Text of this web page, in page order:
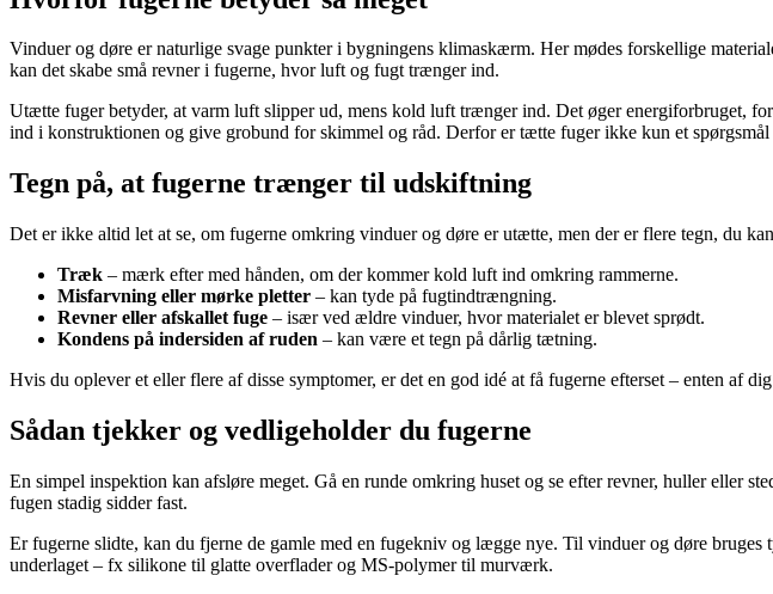
Vinduer og døre er naturlige svage punkter i bygningens klimaskærm. Her mødes forskellige
kan det skabe små revner i fugerne, hvor luft og fugt trænger ind.
Utætte fuger betyder, at varm luft slipper ud, mens kold luft trænger ind. Det øger energiforbruget,
ind i konstruktionen og give grobund for skimmel og råd. Derfor er tætte fuger ikke kun et
Tegn på, at fugerne trænger til udskiftning
Det er ikke altid let at se, om fugerne omkring vinduer og døre er utætte, men der er flere tegn, du
Træk – mærk efter med hånden, om der kommer kold luft ind omkring rammerne.
Misfarvning eller mørke pletter – kan tyde på fugtindtrængning.
Revner eller afskallet fuge – især ved ældre vinduer, hvor materialet er blevet sprødt.
Kondens på indersiden af ruden – kan være et tegn på dårlig tætning.
Hvis du oplever et eller flere af disse symptomer, er det en god idé at få fugerne efterset – enten af
Sådan tjekker og vedligeholder du fugerne
En simpel inspektion kan afsløre meget. Gå en runde omkring huset og se efter revner, huller eller
fugen stadig sidder fast.
Er fugerne slidte, kan du fjerne de gamle med en fugekniv og lægge nye. Til vinduer og døre
underlaget – fx silikone til glatte overflader og MS-polymer til murværk.